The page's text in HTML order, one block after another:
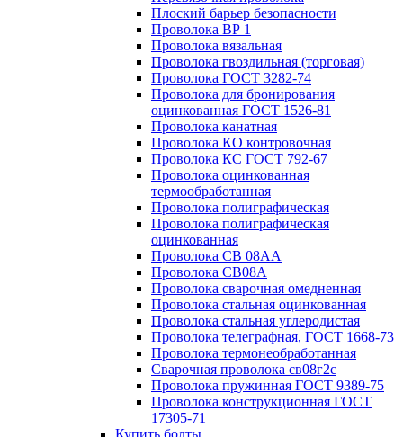
Плоский барьер безопасности
Проволока ВР 1
Проволока вязальная
Проволока гвоздильная (торговая)
Проволока ГОСТ 3282-74
Проволока для бронирования
оцинкованная ГОСТ 1526-81
Проволока канатная
Проволока КО контровочная
Проволока КС ГОСТ 792-67
Проволока оцинкованная
термообработанная
Проволока полиграфическая
Проволока полиграфическая
оцинкованная
Проволока СВ 08АА
Проволока СВ08А
Проволока сварочная омедненная
Проволока стальная оцинкованная
Проволока стальная углеродистая
Проволока телеграфная, ГОСТ 1668-73
Проволока термонеобработанная
Сварочная проволока св08г2с
Проволока пружинная ГОСТ 9389-75
Проволока конструкционная ГОСТ
17305-71
Купить болты